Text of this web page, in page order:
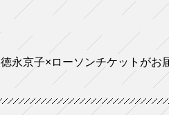
徳永京子×ローソンチケットがお